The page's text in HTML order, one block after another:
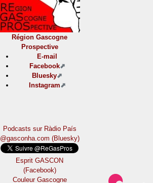
Région Gascogne
Prospective
E-mail
Facebook
Bluesky
Instagram
Podcasts sur Ràdio País
@gasconha.com (Bluesky)
Esprit GASCON
(Facebook)
Couleur Gascogne